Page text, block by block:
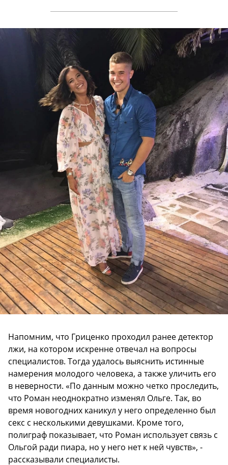
Напомним, что Гриценко проходил ранее детектор
лжи, на котором искренне отвечал на вопросы
специалистов. Тогда удалось выяснить истинные
намерения молодого человека, а также уличить его
в неверности. «По данным можно четко проследить,
что Роман неоднократно изменял Ольге. Так, во
время новогодних каникул у него определенно был
секс с несколькими девушками. Кроме того,
полиграф показывает, что Роман использует связь с
Ольгой ради пиара, но у него нет к ней чувств», -
рассказывали специалисты.